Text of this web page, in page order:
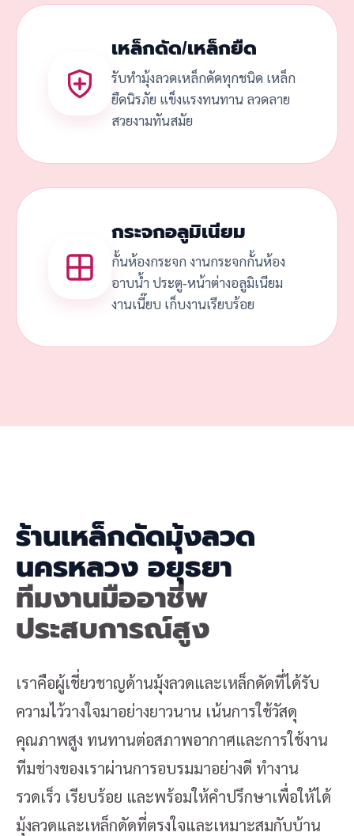
เหล็กดัด/เหล็กยืด
รับทำมุ้งลวดเหล็กดัดทุกชนิด เหล็ก
ยืดนิรภัย แข็งแรงทนทาน ลวดลาย
สวยงามทันสมัย
กระจกอลูมิเนียม
กั้นห้องกระจก งานกระจกกั้นห้อง
อาบน้ำ ประตู-หน้าต่างอลูมิเนียม
งานเนี๊ยบ เก็บงานเรียบร้อย
ร้านเหล็กดัดมุ้งลวด
นครหลวง อยุธยา
ทีมงานมืออาชีพ
ประสบการณ์สูง
เราคือผู้เชี่ยวชาญด้านมุ้งลวดและเหล็กดัดที่ได้รับ
ความไว้วางใจมาอย่างยาวนาน เน้นการใช้วัสดุ
คุณภาพสูง ทนทานต่อสภาพอากาศและการใช้งาน
ทีมช่างของเราผ่านการอบรมมาอย่างดี ทำงาน
รวดเร็ว เรียบร้อย และพร้อมให้คำปรึกษาเพื่อให้ได้
มุ้งลวดและเหล็กดัดที่ตรงใจและเหมาะสมกับบ้าน